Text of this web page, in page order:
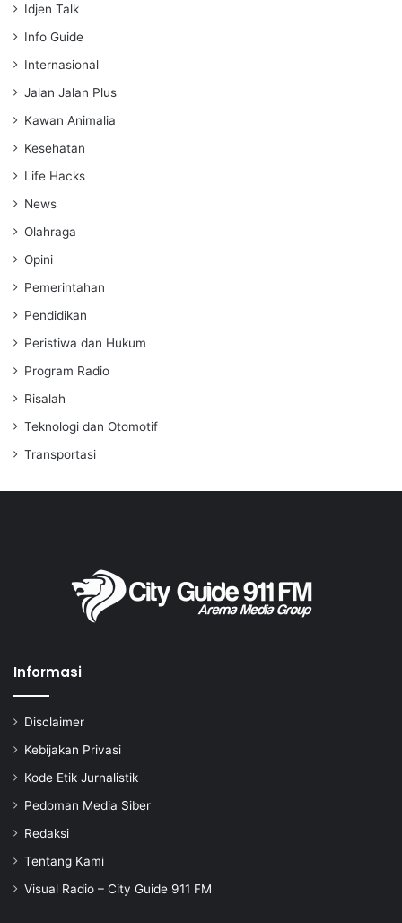
Idjen Talk
Info Guide
Internasional
Jalan Jalan Plus
Kawan Animalia
Kesehatan
Life Hacks
News
Olahraga
Opini
Pemerintahan
Pendidikan
Peristiwa dan Hukum
Program Radio
Risalah
Teknologi dan Otomotif
Transportasi
Informasi
Disclaimer
Kebijakan Privasi
Kode Etik Jurnalistik
Pedoman Media Siber
Redaksi
Tentang Kami
Visual Radio – City Guide 911 FM